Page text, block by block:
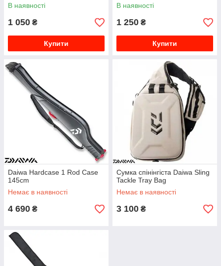
В наявності
1 050 ₴
Купити
В наявності
1 250 ₴
Купити
Daiwa Hardcase 1 Rod Case
145cm
Немає в наявності
4 690 ₴
Сумка спінінгіста Daiwa Sling
Tackle Tray Bag
Немає в наявності
3 100 ₴